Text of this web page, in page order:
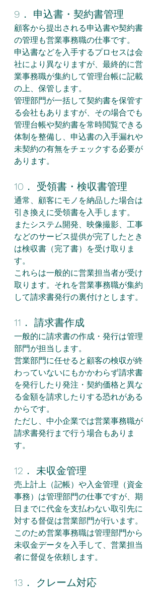
9． 申込書・契約書管理
顧客から提出される申込書や契約書
の管理も営業事務職の仕事です。
申込書などを入手するプロセスは会
社により異なりますが、最終的に営
業事務職が集約して管理台帳に記載
の上、保管します。
管理部門が一括して契約書を保管す
る会社もありますが、その場合でも
管理台帳や契約書を常時閲覧できる
体制を整備し、申込書の入手漏れや
未契約の有無をチェックする必要が
あります。
10． 受領書・検収書管理
通常、顧客にモノを納品した場合は
引き換えに受領書を入手します。
またシステム開発、映像撮影、工事
などのサービス提供が完了したとき
は検収書（完了書）を受け取りま
す。
これらは一般的に営業担当者が受け
取ります。それを営業事務職が集約
して請求書発行の裏付けとします。
11． 請求書作成
一般的に請求書の作成・発行は管理
部門が担当します。
営業部門に任せると顧客の検収が終
わっていないにもかかわらず請求書
を発行したり発注・契約価格と異な
る金額を請求したりする恐れがある
からです。
ただし、中小企業では営業事務職が
請求書発行まで行う場合もありま
す。
12． 未収金管理
売上計上（記帳）や入金管理（資金
事務）は管理部門の仕事ですが、期
日までに代金を支払わない取引先に
対する督促は営業部門が行います。
このため営業事務職は管理部門から
未収金データを入手して、営業担当
者に督促を依頼します。
13． クレーム対応